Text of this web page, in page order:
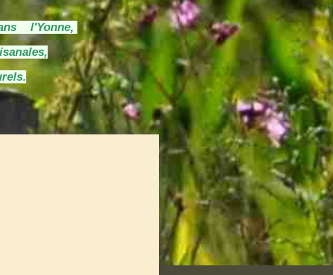
l'Yonne,